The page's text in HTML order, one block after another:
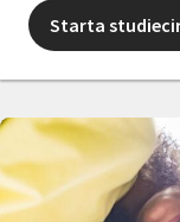
Starta